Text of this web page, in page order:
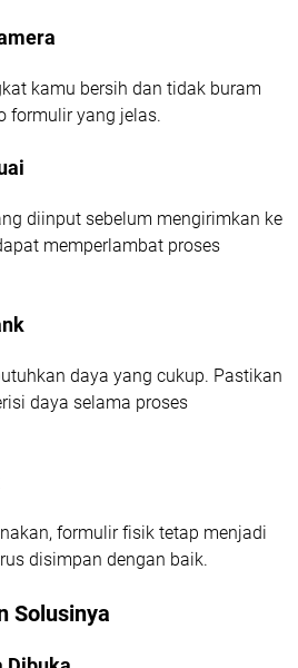
kamu bersih dan tidak buram
formulir yang jelas.
diinput sebelum mengirimkan ke
memperlambat proses
daya yang cukup. Pastikan
daya selama proses
formulir fisik tetap menjadi
disimpan dengan baik.
Solusinya